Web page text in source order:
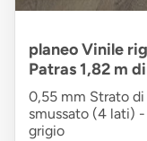
planeo Vinile
Patras 1,82 m
0,55 mm Strato di
smussato (4 lati)
grigio